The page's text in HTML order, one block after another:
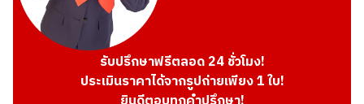
รับปรึกษาฟรีตลอด 24 ชั่วโมง!
ประเมินราคาได้จากรูปถ่ายเพียง 1 ใบ!